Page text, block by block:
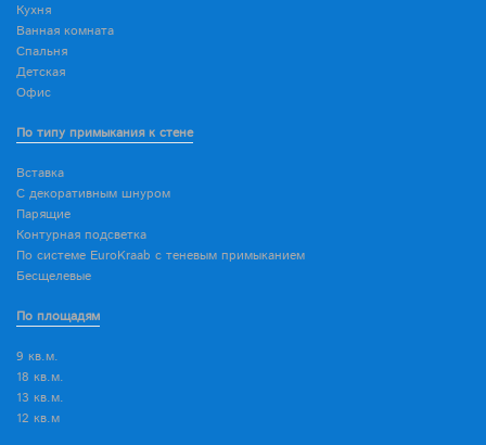
Кухня
Ванная комната
Спальня
Детская
Офис
По типу примыкания к стене
Вставка
С декоративным шнуром
Парящие
Контурная подсветка
По системе EuroKraab с теневым примыканием
Бесщелевые
По площадям
9 кв.м.
18 кв.м.
13 кв.м.
12 кв.м